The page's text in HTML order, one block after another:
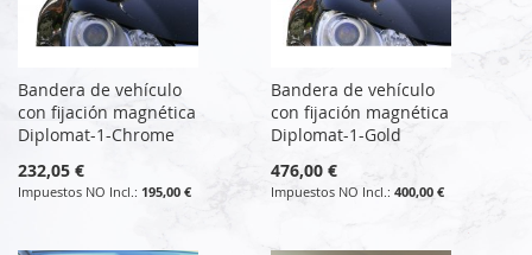
Bandera de vehículo
con fijación magnética
Diplomat-1-Chrome
232,05 €
195,00 €
Bandera de vehículo
con fijación magnética
Diplomat-1-Gold
476,00 €
400,00 €